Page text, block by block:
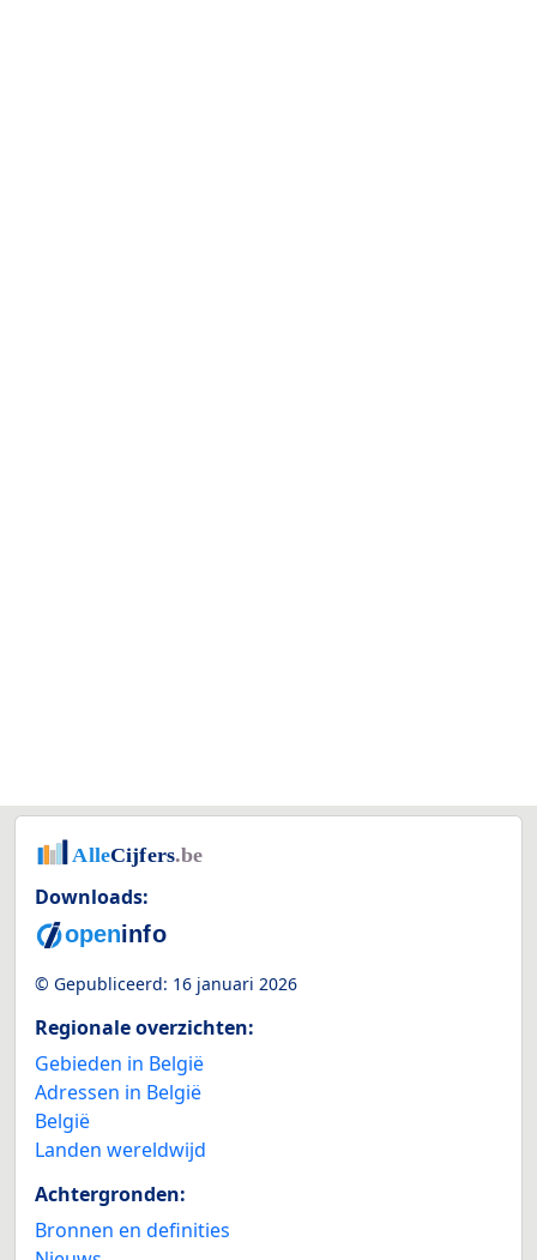
Downloads:
© Gepubliceerd: 16 januari 2026
Regionale overzichten:
Gebieden in België
Adressen in België
België
Landen wereldwijd
Achtergronden:
Bronnen en definities